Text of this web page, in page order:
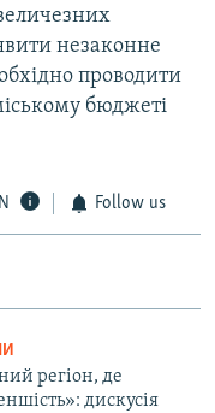
незаконне
проводити
бюджеті
Follow us
регіон, де
дискусія